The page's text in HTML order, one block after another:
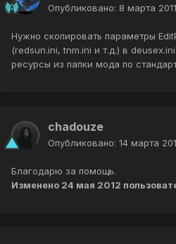
Опубликовано: 8 марта 2011
Нужно скопировать параметры
(redsun.ini, tnm.ini и т.д.) в
ресурсы из папки мода по
chadouze
Опубликовано: 14 марта
Благодарю за помощь.
Изменено 24 мая 2012